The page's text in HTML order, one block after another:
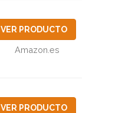
VER PRODUCTO
Amazon.es
VER PRODUCTO